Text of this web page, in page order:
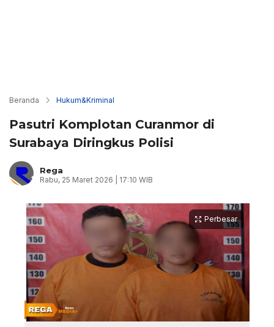
Beranda Hukum&Kriminal
Pasutri Komplotan Curanmor di
Surabaya Diringkus Polisi
Rega
Rabu, 25 Maret 2026 | 17:10 WIB
Perbesar